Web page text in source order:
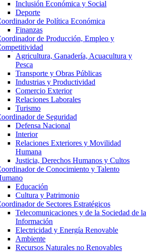
Inclusión Económica y Social
Deporte
de Política Económica
Finanzas
de Producción, Empleo y
Agricultura, Ganadería, Acuacultura y
Pesca
Transporte y Obras Públicas
Industrias y Productividad
Comercio Exterior
Relaciones Laborales
Turismo
de Seguridad
Defensa Nacional
Interior
Relaciones Exteriores y Movilidad
Humana
Justicia, Derechos Humanos y Cultos
de Conocimiento y Talento
Educación
Cultura y Patrimonio
de Sectores Estratégicos
Telecomunicaciones y de la Sociedad de la
Información
Electricidad y Energía Renovable
Ambiente
Recursos Naturales no Renovables